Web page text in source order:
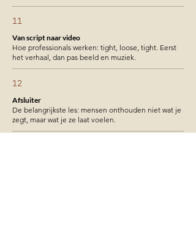
11
Van script naar video
Hoe professionals werken: tight, loose, tight. Eerst
het verhaal, dan pas beeld en muziek.
12
Afsluiter
De belangrijkste les: mensen onthouden niet wat je
zegt, maar wat je ze laat voelen.